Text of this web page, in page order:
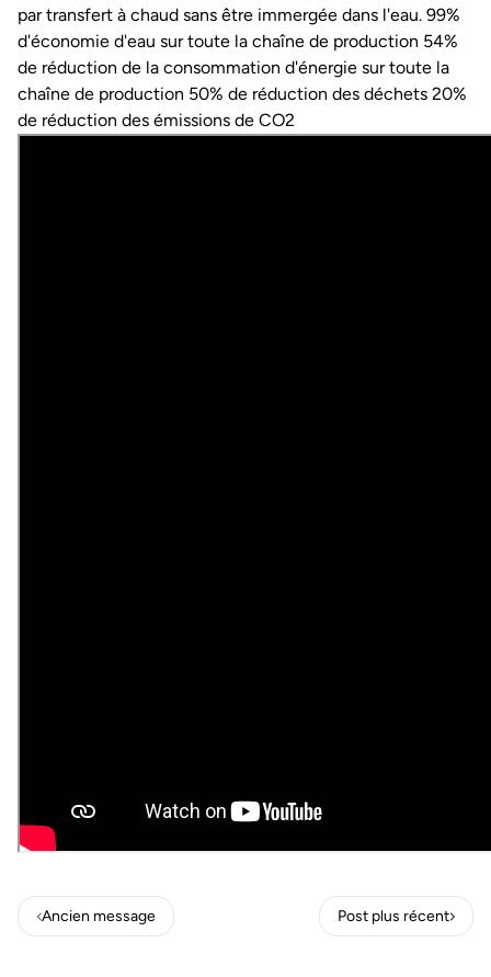
par transfert à chaud sans être immergée dans l'eau. 99%
d'économie d'eau sur toute la chaîne de production 54%
de réduction de la consommation d'énergie sur toute la
chaîne de production 50% de réduction des déchets 20%
de réduction des émissions de CO2
Ancien message Post plus récent